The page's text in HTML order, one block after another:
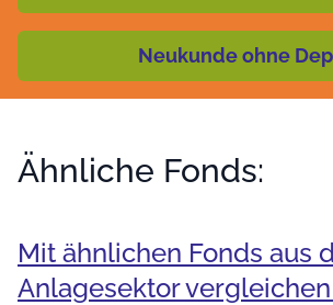
Neukunde ohne
Ähnliche Fonds:
Mit ähnlichen Fonds aus
Anlagesektor vergleichen